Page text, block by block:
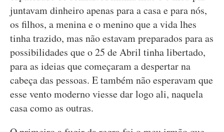
juntavam dinheiro apenas para a casa e para nós,
os filhos, a menina e o menino que a vida lhes
tinha trazido, mas não estavam preparados para as
possibilidades que o 25 de Abril tinha libertado,
para as ideias que começaram a despertar na
cabeça das pessoas. E também não esperavam que
esse vento moderno viesse dar logo ali, naquela
casa como as outras.